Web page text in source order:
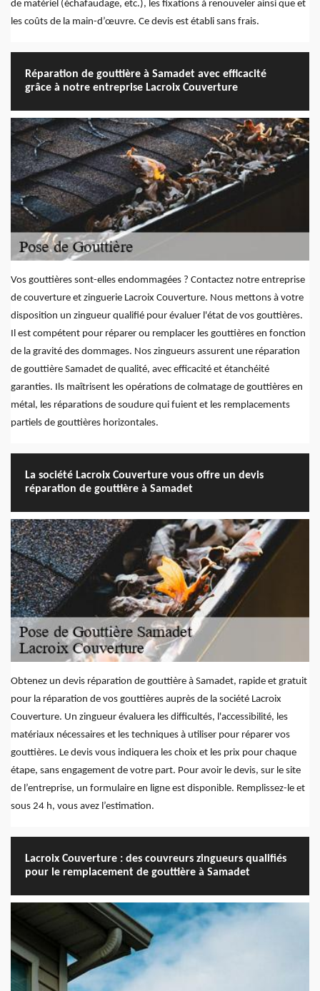
de matériel (échafaudage, etc.), les fixations à renouveler ainsi que et
les coûts de la main-d’œuvre. Ce devis est établi sans frais.
Réparation de gouttière à Samadet avec efficacité
grâce à notre entreprise Lacroix Couverture
Vos gouttières sont-elles endommagées ? Contactez notre entreprise
de couverture et zinguerie Lacroix Couverture. Nous mettons à votre
disposition un zingueur qualifié pour évaluer l'état de vos gouttières.
Il est compétent pour réparer ou remplacer les gouttières en fonction
de la gravité des dommages. Nos zingueurs assurent une réparation
de gouttière Samadet de qualité, avec efficacité et étanchéité
garanties. Ils maîtrisent les opérations de colmatage de gouttières en
métal, les réparations de soudure qui fuient et les remplacements
partiels de gouttières horizontales.
La société Lacroix Couverture vous offre un devis
réparation de gouttière à Samadet
Obtenez un devis réparation de gouttière à Samadet, rapide et gratuit
pour la réparation de vos gouttières auprès de la société Lacroix
Couverture. Un zingueur évaluera les difficultés, l'accessibilité, les
matériaux nécessaires et les techniques à utiliser pour réparer vos
gouttières. Le devis vous indiquera les choix et les prix pour chaque
étape, sans engagement de votre part. Pour avoir le devis, sur le site
de l’entreprise, un formulaire en ligne est disponible. Remplissez-le et
sous 24 h, vous avez l’estimation.
Lacroix Couverture : des couvreurs zingueurs qualifiés
pour le remplacement de gouttière à Samadet